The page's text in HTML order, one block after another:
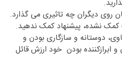
روی دیگران چه تاثیری می گذارد.
کمک نشده، پیشنهاد کمک ندهید.
دوستانه و سازگاری بودن و
ابرازکننده بودن خود ارزش قائل